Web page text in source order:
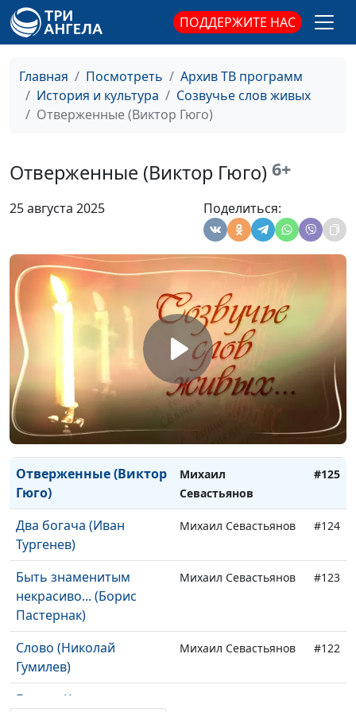
ПОДДЕРЖИТЕ НАС
Главная Посмотреть
Архив ТВ программ
История и культура
Созвучье слов живых
Отверженные (Виктор Гюго)
Отверженные (Виктор Гюго) 6+
25 августа 2025 Поделиться:
Пророкам (Алексей
Карабанов)
Михаил Севастьянов
Толстой)
Алевтина Смирнова,
Ирина Кириченко
Пари (Антон Чехов) Михаил Севастьянов #130
Три старца (Лев
Толстой)
Михаил Севастьянов
Война и мир (Лев
Толстой)
Михаил Севастьянов,
Мария Мараханова,
Ирина Кириченко
#127
Божеское и
человеческое (Лев
Толстой)
Михаил Севастьянов #126
Отверженные (Виктор
Гюго)
Михаил
Севастьянов
#125
Два богача (Иван
Тургенев)
Михаил Севастьянов #124
Быть знаменитым
некрасиво... (Борис
Пастернак)
Михаил Севастьянов #123
Слово (Николай
Гумилев)
Михаил Севастьянов #122
Братья Карамазовы